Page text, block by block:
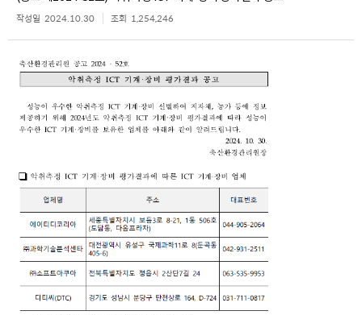
작성일 2024.10.30 조회 1,254,246